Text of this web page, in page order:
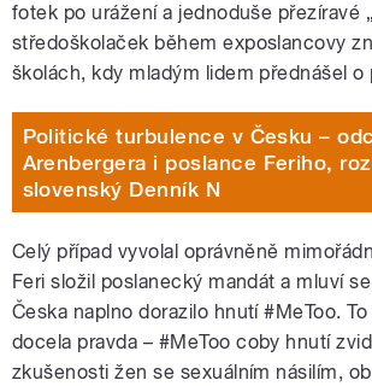
fotek po urážení a jednoduše přezíravé
středoškolaček během exposlancovy
školách, kdy mladým lidem přednášel o
Politické turbulence v Česku –
Arenbergera i poslance Feriho,
slovenský Denník N
Celý případ vyvolal oprávněně
Feri složil poslanecký mandát a mluví
Česka naplno dorazilo hnutí #MeToo.
docela pravda – #MeToo coby hnutí
zkušenosti žen se sexuálním násilím,